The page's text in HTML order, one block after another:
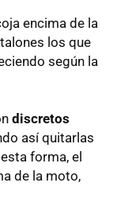
encima de la
los que
según la
discretos
así quitarlas
forma, el
de la moto,